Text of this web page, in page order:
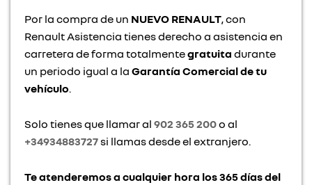
Por la compra de un NUEVO RENAULT, con
Renault Asistencia tienes derecho a asistencia en
carretera de forma totalmentegratuita durante
un periodo igual a la Garantía Comercial de tu
vehículo.
Solo tienes que llamar al 902 365 200o al
+34934883727si llamas desde el extranjero.
Te atenderemos a cualquier hora los 365 días del